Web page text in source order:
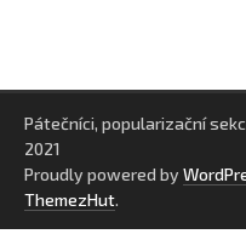
Pátečníci, popularizační
2021
Proudly powered by
ThemezHut.